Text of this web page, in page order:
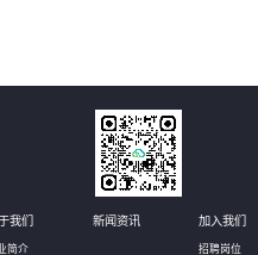
我们
简介
新闻资讯 加入我们
招聘岗位